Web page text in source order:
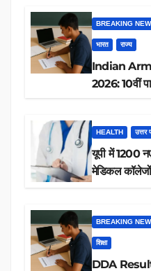
BREAKING
भारत राज्य
Indian
2026: 10वीं
HEALTH उत्तर
यूपी में 1200
मेडिकल कॉलेजों
BREAKING
शिक्षा
DDA Result